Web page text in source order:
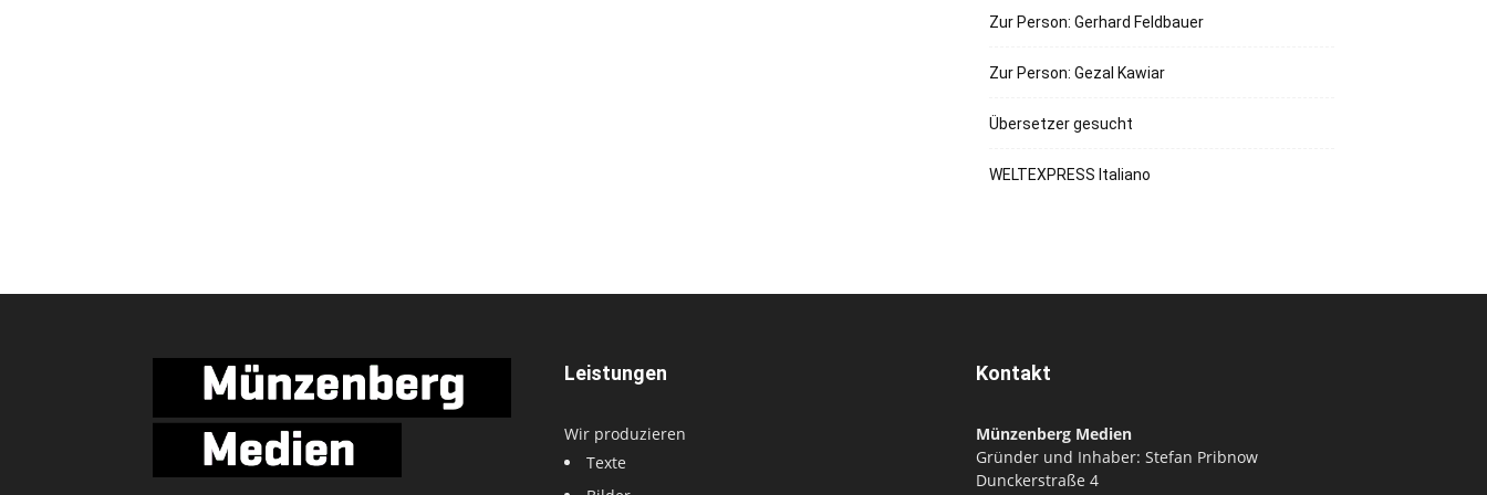
Zur Person: Gerhard Feldbauer
Zur Person: Gezal Kawiar
Übersetzer gesucht
WELTEXPRESS Italiano
Leistungen
Wir produzieren
Texte
Kontakt
Münzenberg Medien
Gründer und Inhaber: Stefan Pribnow
Dunckerstraße 4